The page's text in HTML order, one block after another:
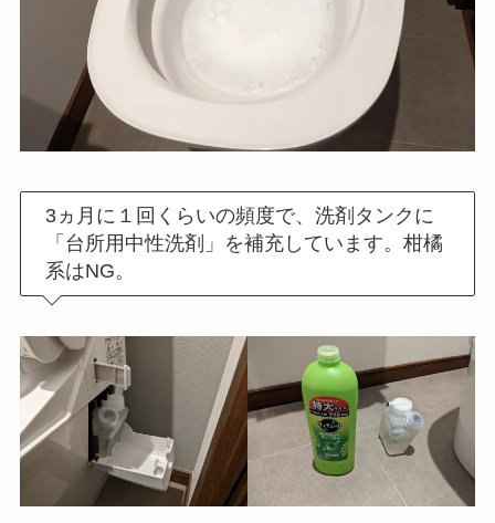
3ヵ月に１回くらいの頻度で、洗剤タンクに
「台所用中性洗剤」を補充しています。柑橘
系はNG。